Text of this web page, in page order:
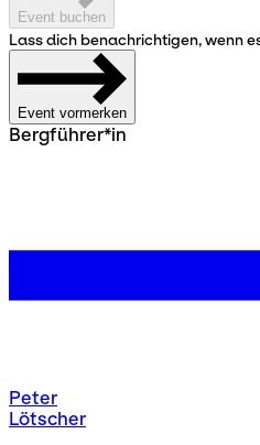
Event buchen
Lass dich benachrichtigen, wenn
Event vormerken
Bergführer*in
Peter
Lötscher